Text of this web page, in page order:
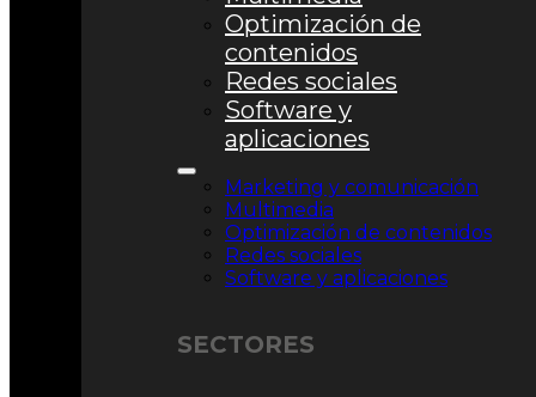
Optimización de
contenidos
Redes sociales
Software y
aplicaciones
Marketing y comunicación
Multimedia
Optimización de contenidos
Redes sociales
Software y aplicaciones
SECTORES